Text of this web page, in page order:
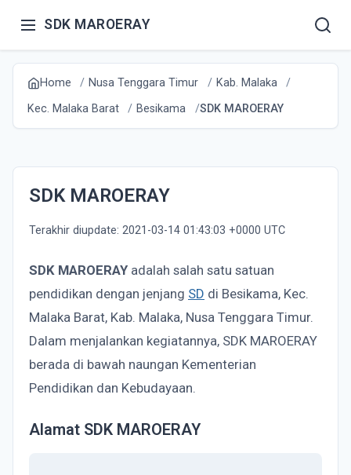
SDK MAROERAY
Home Nusa Tenggara Timur
Kab. Malaka
Kec. Malaka Barat
Besikama SDK MAROERAY
SDK MAROERAY
Terakhir diupdate: 2021-03-14 01:43:03 +0000 UTC
SDK MAROERAY adalah salah satu satuan
pendidikan dengan jenjang SD di Besikama, Kec.
Malaka Barat, Kab. Malaka, Nusa Tenggara Timur.
Dalam menjalankan kegiatannya, SDK MAROERAY
berada di bawah naungan Kementerian
Pendidikan dan Kebudayaan.
Alamat SDK MAROERAY